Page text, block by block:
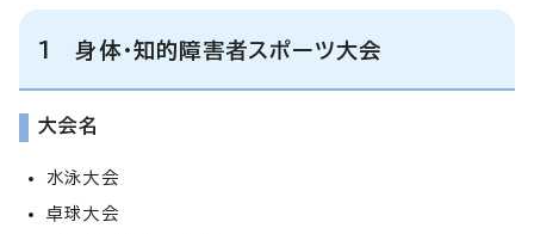
1 身体・知的障害者スポーツ大会
大会名
水泳大会
卓球大会